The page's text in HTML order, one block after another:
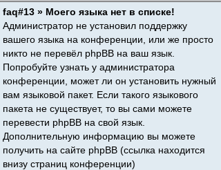
faq#13 » Моего языка нет в списке!
Администратор не установил поддержку
вашего языка на конференции, или же просто
никто не перевёл phpBB на ваш язык.
Попробуйте узнать у администратора
конференции, может ли он установить нужный
вам языковой пакет. Если такого языкового
пакета не существует, то вы сами можете
перевести phpBB на свой язык.
Дополнительную информацию вы можете
получить на сайте phpBB (ссылка находится
внизу страниц конференции)